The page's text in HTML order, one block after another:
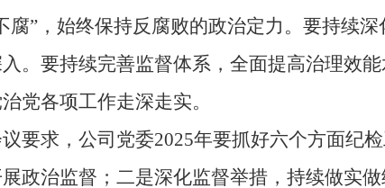
腐”，始终保持反腐败的政治定力。要持续
。要持续完善监督体系，全面提高治理效
党各项工作走深走实。
求，公司党委2025年要抓好六个方面纪检
政治监督；二是深化监督举措，持续做实